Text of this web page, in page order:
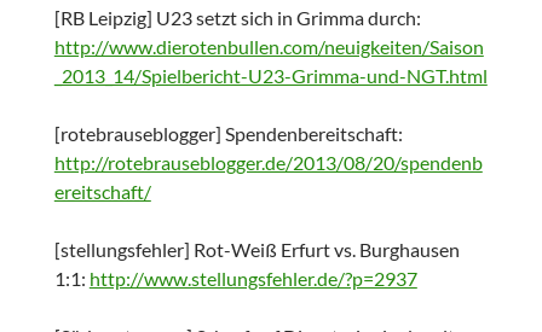
[RB Leipzig] U23 setzt sich in Grimma durch:
http://www.dierotenbullen.com/neuigkeiten/Saison
_2013_14/Spielbericht-U23-Grimma-und-NGT.html
[rotebrauseblogger] Spendenbereitschaft:
http://rotebrauseblogger.de/2013/08/20/spendenb
ereitschaft/
[stellungsfehler] Rot-Weiß Erfurt vs. Burghausen
1:1: http://www.stellungsfehler.de/?p=2937